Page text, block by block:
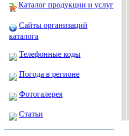
Каталог продукции и услуг
Сайты организаций
каталога
Телефонные коды
Погода в регионе
Фотогалерея
Статьи